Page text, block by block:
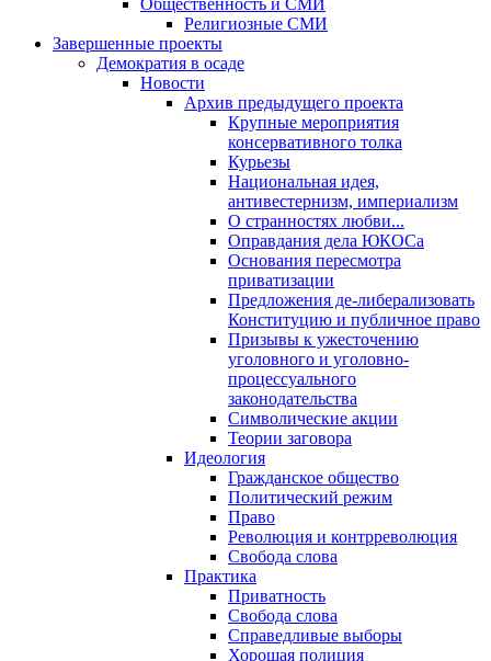
Общественность и СМИ
Религиозные СМИ
Завершенные проекты
Демократия в осаде
Новости
Архив предыдущего проекта
Крупные мероприятия
консервативного толка
Курьезы
Национальная идея,
антивестернизм, империализм
О странностях любви...
Оправдания дела ЮКОСа
Основания пересмотра
приватизации
Предложения де-либерализовать
Конституцию и публичное право
Призывы к ужесточению
уголовного и уголовно-
процессуального
законодательства
Символические акции
Теории заговора
Идеология
Гражданское общество
Политический режим
Право
Революция и контрреволюция
Свобода слова
Практика
Приватность
Свобода слова
Справедливые выборы
Хорошая полиция